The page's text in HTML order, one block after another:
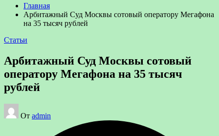
Главная
Арбитажный Суд Москвы сотовый оператору Мегафона
на 35 тысяч рублей
Опубликовано
Статьи
Арбитажный Суд Москвы сотовый
оператору Мегафона на 35 тысяч
рублей
Запись
от
От admin